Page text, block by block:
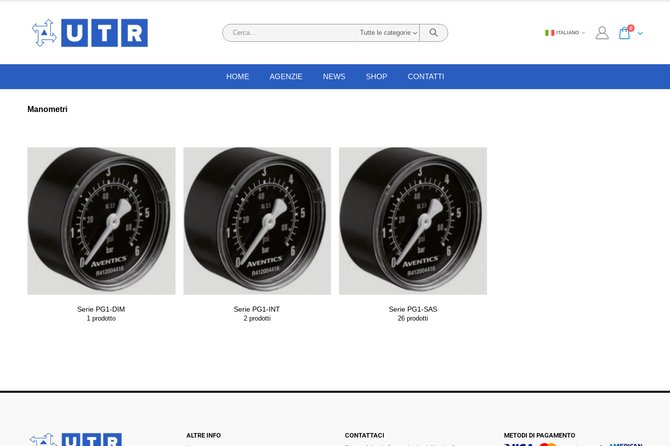
Tutte le categorie ITALIANO
0
HOME AGENZIE NEWS SHOP CONTATTI
Manometri
Serie PG1-DIM
1 prodotto
Serie PG1-INT
2prodotti
Serie PG1-SAS
26prodotti
ALTRE INFO
CONTATTACI
METODI DI PAGAMENTO